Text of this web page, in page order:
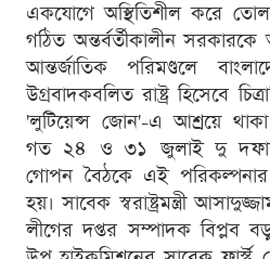
একযোগে অস্থিতিশীল করে
গঠিত অন্তর্বর্তীকালীন
আন্তর্জাতিক পরিমণ্ডলে
উগ্রবাদকবলিত রাষ্ট্র হিসেবে
'লুটিয়েন্স জোন'-এ আশ্রয়ে
গত ২৪ ও ৩১ জুলাই দু দফায়
গোপন বৈঠকে এই
হয়। সাবেক স্বরাষ্ট্রমন্ত্রী
লীগের দপ্তর সম্পাদক বিপ্লব